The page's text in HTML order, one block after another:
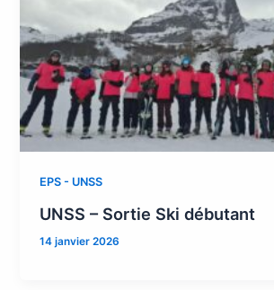
EPS - UNSS
UNSS – Sortie Ski débutant
14 janvier 2026